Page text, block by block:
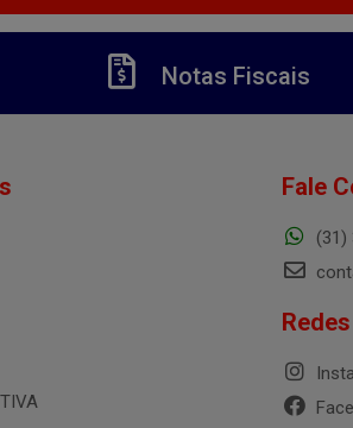
Notas Fiscais
Fale
(31)